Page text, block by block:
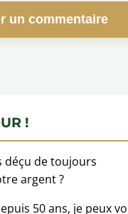
!
déçu de toujours
argent ?
50 ans, je peux